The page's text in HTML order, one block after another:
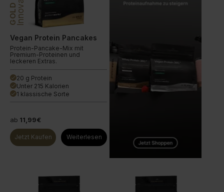
GOLD
Vegan Protein Pancakes
Protein-Pancake-Mix mit
Premium-Proteinen und
leckeren Extras.
done 20 g Protein
done Unter 215 Kalorien
done 1 klassische Sorte
ab 11,99€
Jetzt Kaufen Weiterlesen